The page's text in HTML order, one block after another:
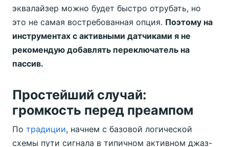
эквалайзер можно будет быстро отрубать, но
это не самая востребованная опция. Поэтому на
инструментах с активными датчиками я не
рекомендую добавлять переключатель на
пассив.
Простейший случай:
громкость перед преампом
По традиции, начнем с базовой логической
схемы пути сигнала в типичном активном джаз-